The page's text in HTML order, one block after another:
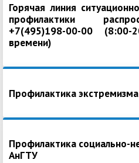
Горячая линия
профилактики
+7(495)198-00-00
времени)
Профилактика
Профилактика социально-
АнГТУ